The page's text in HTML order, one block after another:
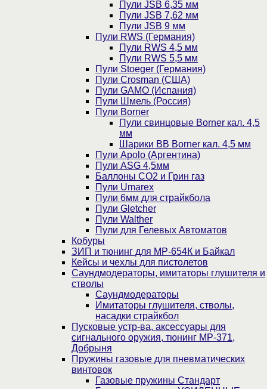
Пули JSB 6,35 мм
Пули JSB 7,62 мм
Пули JSB 9 мм
Пули RWS (Германия)
Пули RWS 4,5 мм
Пули RWS 5,5 мм
Пули Stoeger (Германия)
Пули Crosman (США)
Пули GAMO (Испания)
Пули Шмель (Россия)
Пули Borner
Пули свинцовые Borner кал. 4,5
мм
Шарики BB Borner кал. 4,5 мм
Пули Apolo (Аргентина)
Пули ASG 4,5мм
Баллоны CO2 и Грин газ
Пули Umarex
Пули 6мм для страйкбола
Пули Gletcher
Пули Walther
Пули для Гелевых Автоматов
Кобуры
ЗИП и тюнинг для МР-654К и Байкал
Кейсы и чехлы для пистолетов
Саундмодераторы, имитаторы глушителя и
стволы
Саундмодераторы
Имитаторы глушителя, стволы,
насадки страйкбол
Пусковые устр-ва, аксессуары для
сигнального оружия, тюнинг МР-371,
Добрыня
Пружины газовые для пневматических
винтовок
Газовые пружины Стандарт